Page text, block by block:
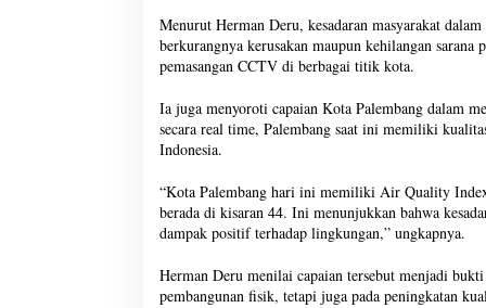
Menurut Herman Deru, kesadaran masyarakat
berkurangnya kerusakan maupun kehilangan
pemasangan CCTV di berbagai titik kota.
Ia juga menyoroti capaian Kota Palembang dalam
secara real time, Palembang saat ini memiliki
Indonesia.
“Kota Palembang hari ini memiliki Air Quality
berada di kisaran 44. Ini menunjukkan bahwa
dampak positif terhadap lingkungan,” ungkapnya.
Herman Deru menilai capaian tersebut menjadi
pembangunan fisik, tetapi juga pada peningkatan